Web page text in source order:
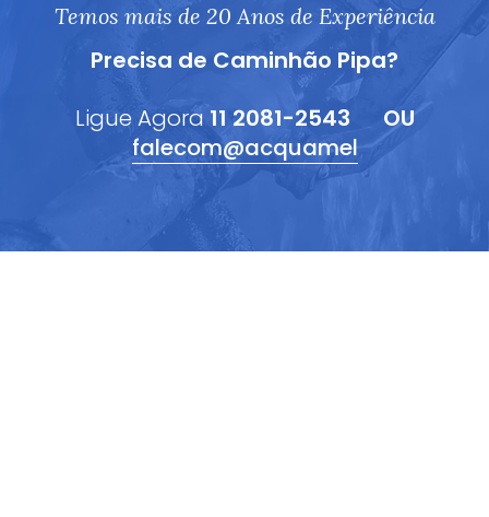
Temos mais de 20 Anos de Experiência
Precisa de Caminhão Pipa?
Ligue Agora 11 2081-2543
OU
falecom@acquamel